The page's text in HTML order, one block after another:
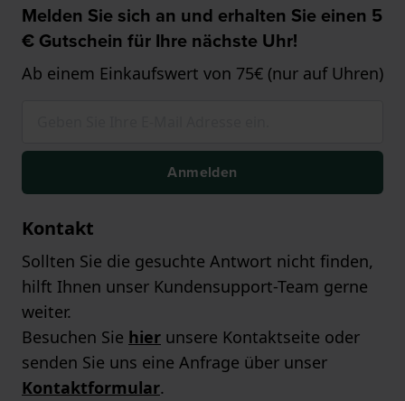
Melden Sie sich an und erhalten Sie einen 5
€ Gutschein für Ihre nächste Uhr!
Ab einem Einkaufswert von 75€ (nur auf Uhren)
Anmelden
Kontakt
Sollten Sie die gesuchte Antwort nicht finden,
hilft Ihnen unser Kundensupport-Team gerne
weiter.
Besuchen Sie hier unsere Kontaktseite oder
senden Sie uns eine Anfrage über unser
Kontaktformular.